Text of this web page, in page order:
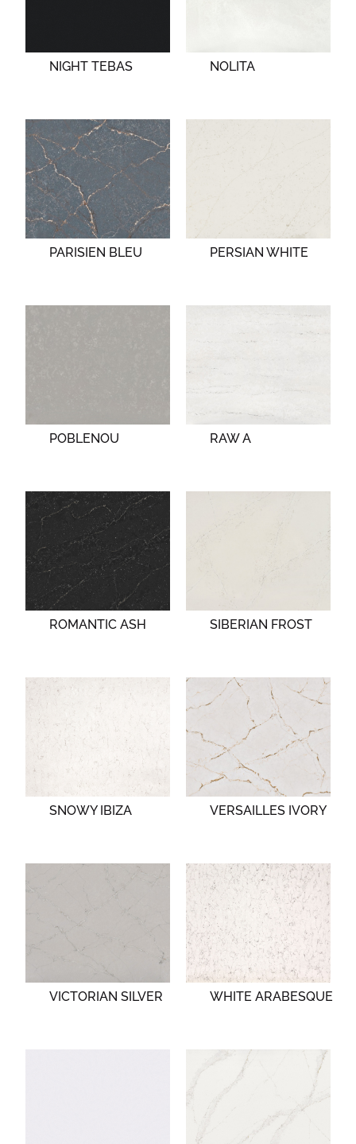
NIGHT TEBAS NOLITA
PARISIEN BLEU PERSIAN WHITE
POBLENOU RAW A
ROMANTIC ASH SIBERIAN FROST
SNOWY IBIZA VERSAILLES IVORY
VICTORIAN SILVER WHITE ARABESQUE